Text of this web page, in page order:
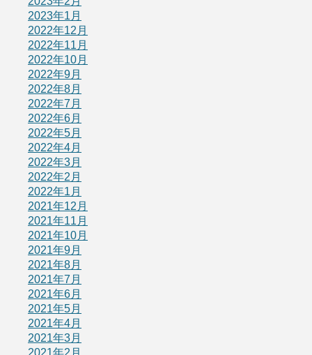
2023年1月
2022年12月
2022年11月
2022年10月
2022年9月
2022年8月
2022年7月
2022年6月
2022年5月
2022年4月
2022年3月
2022年2月
2022年1月
2021年12月
2021年11月
2021年10月
2021年9月
2021年8月
2021年7月
2021年6月
2021年5月
2021年4月
2021年3月
2021年2月